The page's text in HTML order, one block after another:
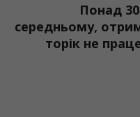
Понад
середньому,
торік не